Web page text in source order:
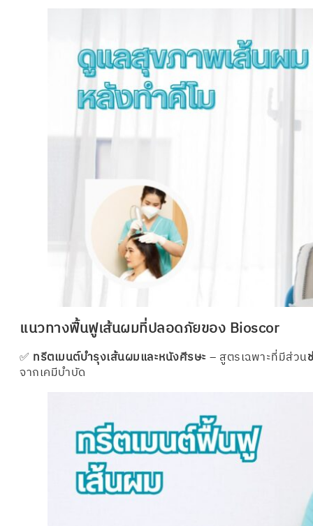
แนวทางฟื้นฟูเส้นผมที่ปลอดภัยของ Bioscor
✅ ทรีตเมนต์บำรุงเส้นผมและหนังศีรษะ – สูตรเฉพาะที่มีส่วน
จากเคมีบำบัด